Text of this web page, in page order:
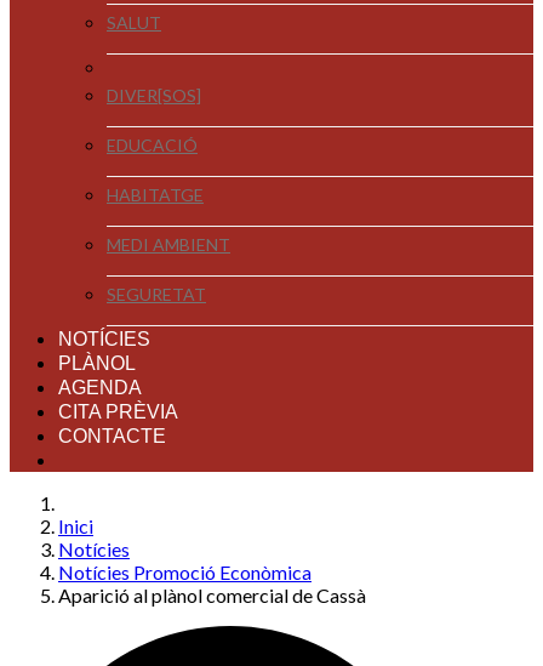
SALUT
DIVER[SOS]
EDUCACIÓ
HABITATGE
MEDI AMBIENT
SEGURETAT
NOTÍCIES
PLÀNOL
AGENDA
CITA PRÈVIA
CONTACTE
Inici
Notícies
Notícies Promoció Econòmica
Aparició al plànol comercial de Cassà